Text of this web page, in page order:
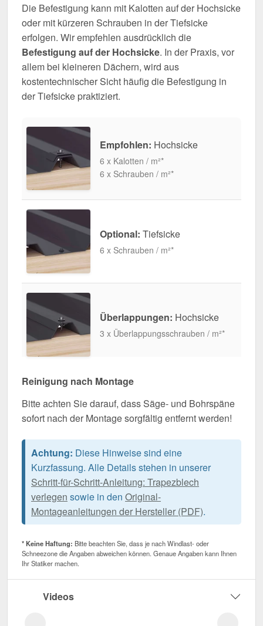
Die Befestigung kann mit Kalotten auf der Hochsicke
oder mit kürzeren Schrauben in der Tiefsicke
erfolgen. Wir empfehlen ausdrücklich die
Befestigung auf der Hochsicke. In der Praxis, vor
allem bei kleineren Dächern, wird aus
kostentechnischer Sicht häufig die Befestigung in
der Tiefsicke praktiziert.
Empfohlen: Hochsicke
6 x Kalotten / m²*
6 x Schrauben / m²*
Optional: Tiefsicke
6 x Schrauben / m²*
Überlappungen: Hochsicke
3 x Überlappungsschrauben / m²*
Reinigung nach Montage
Bitte achten Sie darauf, dass Säge- und Bohrspäne
sofort nach der Montage sorgfältig entfernt werden!
Achtung: Diese Hinweise sind eine
Kurzfassung. Alle Details stehen in unserer
Schritt-für-Schritt-Anleitung: Trapezblech
verlegen sowie in den Original-
Montageanleitungen der Hersteller (PDF).
* Keine Haftung: Bitte beachten Sie, dass je nach Windlast- oder
Schneezone die Angaben abweichen können. Genaue Angaben kann Ihnen
Ihr Statiker machen.
Videos